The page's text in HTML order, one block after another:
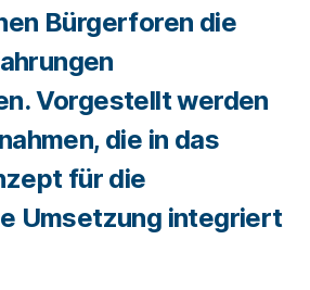
Bürgerforen die
Vorgestellt werden
die in das
für die
Umsetzung integriert